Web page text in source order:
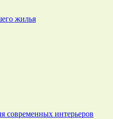
жилья
современных интерьеров